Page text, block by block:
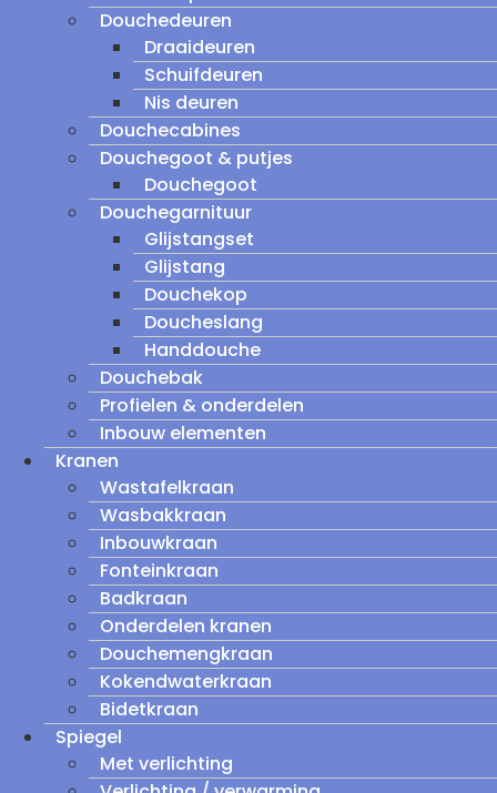
Douchedeuren
Draaideuren
Schuifdeuren
Nis deuren
Douchecabines
Douchegoot & putjes
Douchegoot
Douchegarnituur
Glijstangset
Glijstang
Douchekop
Doucheslang
Handdouche
Douchebak
Profielen & onderdelen
Inbouw elementen
Kranen
Wastafelkraan
Wasbakkraan
Inbouwkraan
Fonteinkraan
Badkraan
Onderdelen kranen
Douchemengkraan
Kokendwaterkraan
Bidetkraan
Spiegel
Met verlichting